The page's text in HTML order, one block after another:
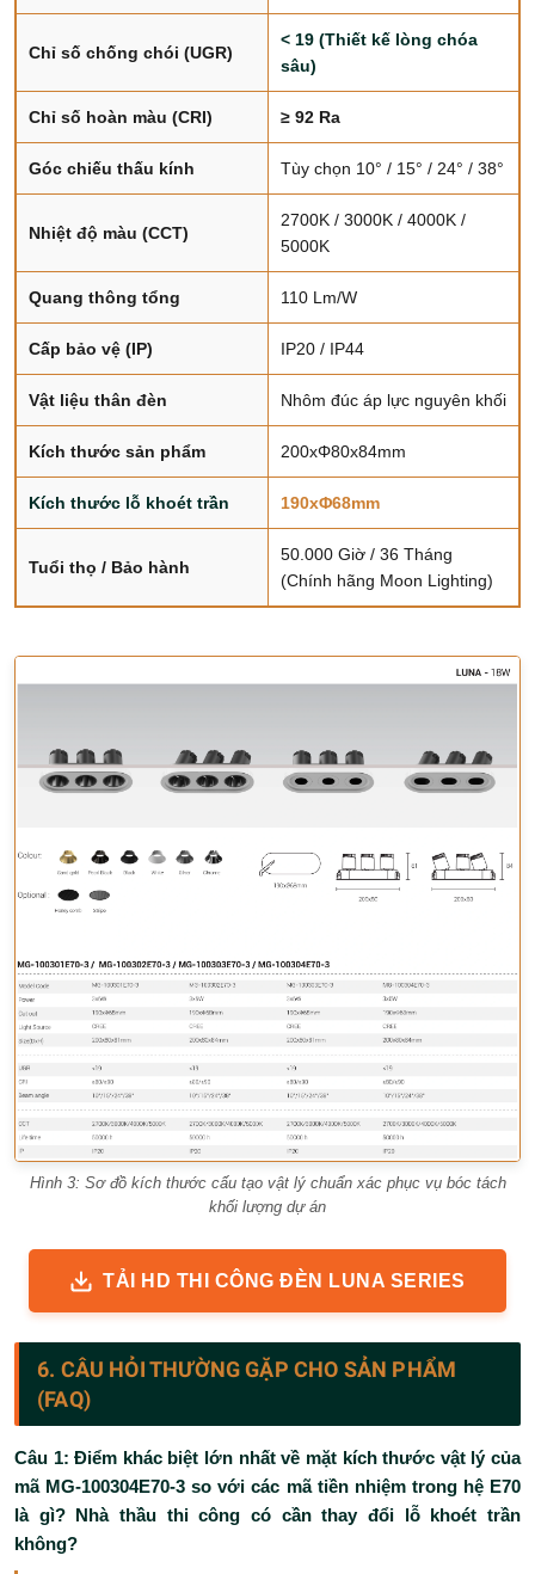
Chỉ số chống chói (UGR)
< 19 (Thiết kế lòng chóa
sâu)
Chỉ số hoàn màu (CRI) ≥ 92 Ra
Góc chiếu thấu kính Tùy chọn 10° / 15° / 24° / 38°
Nhiệt độ màu (CCT)
2700K / 3000K / 4000K /
5000K
Quang thông tổng 110 Lm/W
Cấp bảo vệ (IP) IP20 / IP44
Vật liệu thân đèn Nhôm đúc áp lực nguyên khối
Kích thước sản phẩm 200xΦ80x84mm
Kích thước lỗ khoét trần 190xΦ68mm
Tuổi thọ / Bảo hành
50.000 Giờ / 36 Tháng
(Chính hãng Moon Lighting)
Hình 3: Sơ đồ kích thước cấu tạo vật lý chuẩn xác phục vụ bóc tách
khối lượng dự án
TẢI HD THI CÔNG ĐÈN LUNA SERIES
6. CÂU HỎI THƯỜNG GẶP CHO SẢN PHẨM
(FAQ)
Câu 1: Điểm khác biệt lớn nhất về mặt kích thước vật lý của
mã MG-100304E70-3 so với các mã tiền nhiệm trong hệ E70
là gì? Nhà thầu thi công có cần thay đổi lỗ khoét trần
không?